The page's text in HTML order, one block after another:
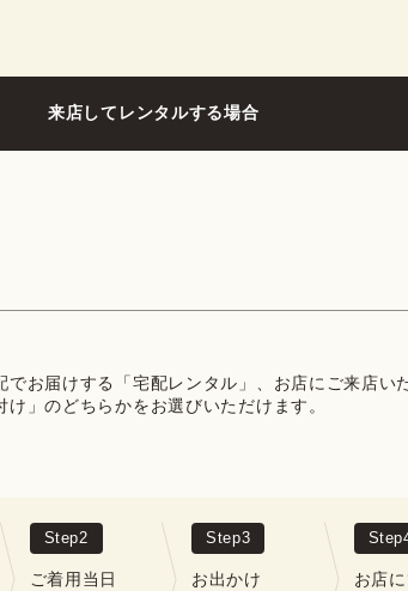
来店してレンタルする場合
でお届けする「宅配レンタル」、お店にご来店い
」のどちらかをお選びいただけます。
Step2
ご着用当日
Step3
お出かけ
Step
お店